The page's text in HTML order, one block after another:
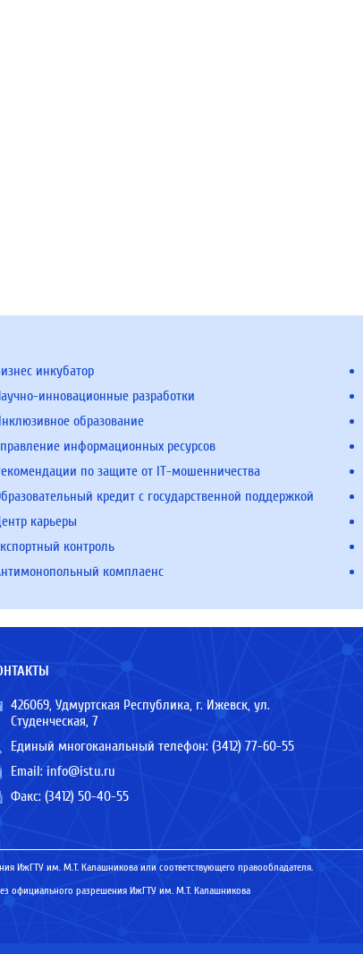
инкубатор
инновационные разработки
образование
информационных ресурсов
по защите от IT-мошенничества
кредит с государственной поддержкой
карьеры
контроль
комплаенс
426069, Удмуртская Республика, г. Ижевск, ул.
Студенческая, 7
Единый многоканальный телефон: (3412) 77-60-55
Email: info@istu.ru
Факс: (3412) 50-40-55
ИжГТУ им. М.Т. Калашникова или соответствующего правообладателя.
официального разрешения ИжГТУ им. М.Т. Калашникова